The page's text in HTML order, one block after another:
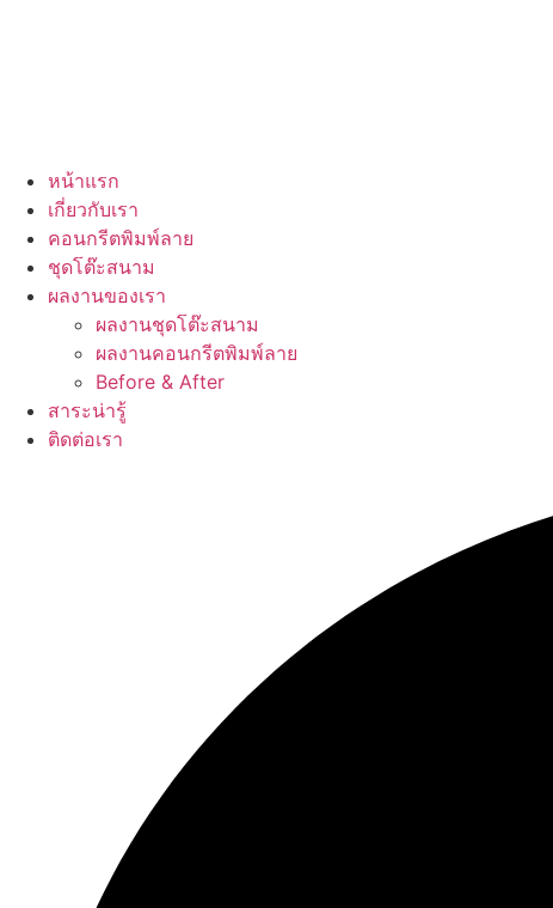
หน้าแรก
เกี่ยวกับเรา
คอนกรีตพิมพ์ลาย
ชุดโต๊ะสนาม
ผลงานของเรา
ผลงานชุดโต๊ะสนาม
ผลงานคอนกรีตพิมพ์ลาย
Before & After
สาระน่ารู้
ติดต่อเรา